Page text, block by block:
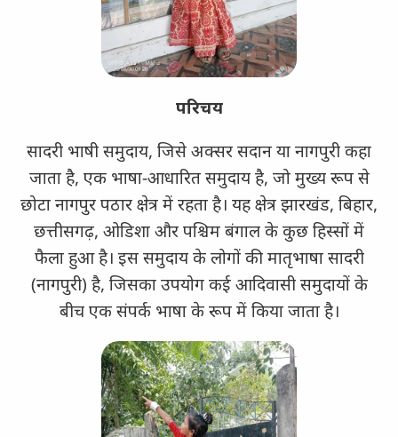
परिचय
सादरी भाषी समुदाय, जिसे अक्सर सदान या नागपुरी कहा
जाता है, एक भाषा-आधारित समुदाय है, जो मुख्य रूप से
छोटा नागपुर पठार क्षेत्र में रहता है। यह क्षेत्र झारखंड, बिहार,
छत्तीसगढ़, ओडिशा और पश्चिम बंगाल के कुछ हिस्सों में
फैला हुआ है। इस समुदाय के लोगों की मातृभाषा सादरी
(नागपुरी) है, जिसका उपयोग कई आदिवासी समुदायों के
बीच एक संपर्क भाषा के रूप में किया जाता है।